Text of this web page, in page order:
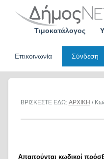
Τιμοκατάλογος
Επικοινωνία
Σύνδεση
ΒΡΙΣΚΕΣΤΕ ΕΔΩ: ΑΡΧΙΚΗ /
Απαιτούνται κωδικοί